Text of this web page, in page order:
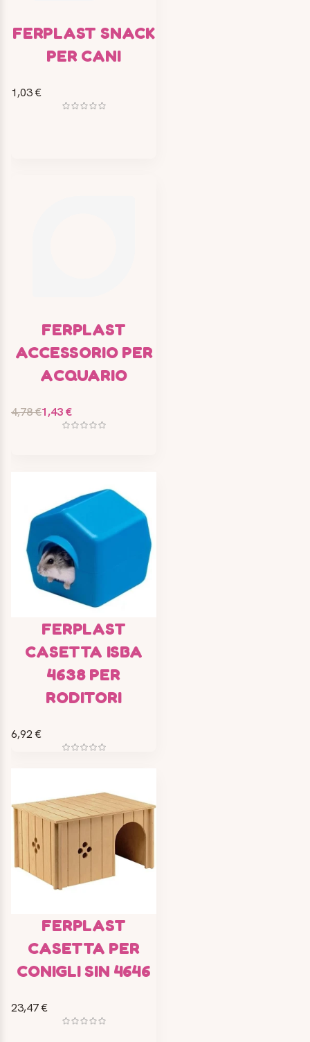
FERPLAST SNACK
PER CANI
1,03 €
FERPLAST
ACCESSORIO PER
ACQUARIO
4,78 €1,43 €
FERPLAST
CASETTA ISBA
4638 PER
RODITORI
6,92 €
FERPLAST
CASETTA PER
CONIGLI SIN 4646
23,47 €